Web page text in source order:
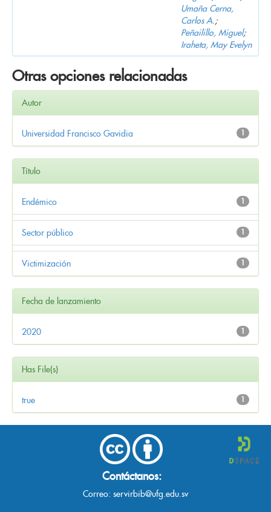
Umaña Cerna,
Carlos A.;
Peñailillo, Miguel;
Iraheta, May Evelyn
Otras opciones relacionadas
Autor
1
Universidad Francisco Gavidia
Título
1
Endémico
1
Sector público
1
Victimización
Fecha de lanzamiento
1
2020
Has File(s)
1
true
Contáctanos:
Correo: servirbib@ufg.edu.sv